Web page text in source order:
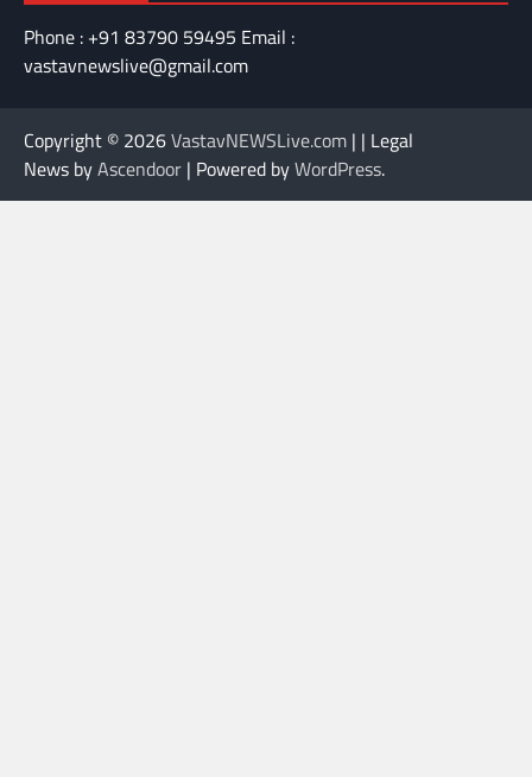
Phone : +91 83790 59495 Email :
vastavnewslive@gmail.com
Copyright © 2026VastavNEWSLive.com | | Legal
News byAscendoor | Powered byWordPress.